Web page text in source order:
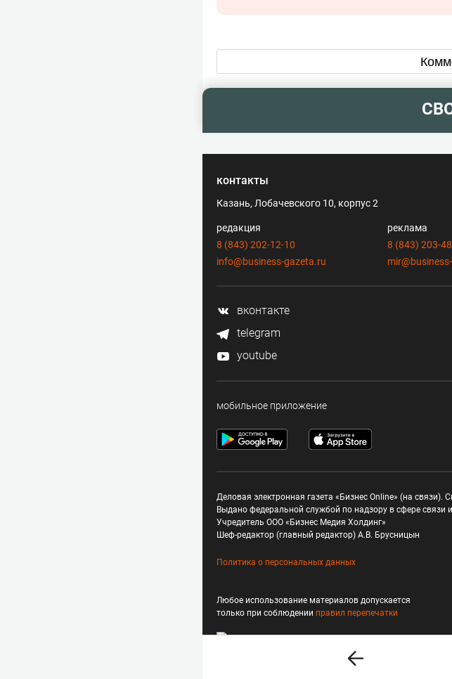
контакты
Казань, Лобачевского 10, корпус 2
редакция
8 (843) 202-12-10
info@business-gazeta.ru
реклама
8 (843) 203-
вконтакте
telegram
youtube
мобильное приложение
Деловая электронная газета «Бизнес Online» (на
Выдано федеральной службой по надзору в сфере связи
Учредитель ООО «Бизнес Медия Холдинг»
Шеф-редактор (главный редактор) А.В. Брусницын
Политика о персональных данных
Любое использование материалов допускается
только при соблюдении правил перепечатки